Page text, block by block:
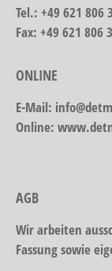
Tel.: +49 621 806
Fax: +49 621 806
ONLINE
E-Mail:
Online:
AGB
Wir arbeiten
Fassung sowie